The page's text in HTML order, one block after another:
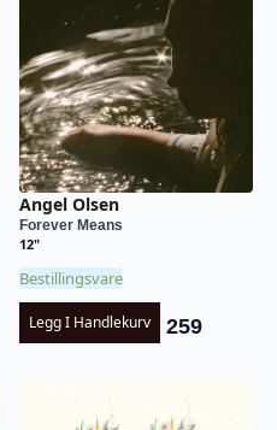
Angel Olsen
Forever Means
12"
Bestillingsvare
Legg I Handlekurv 259